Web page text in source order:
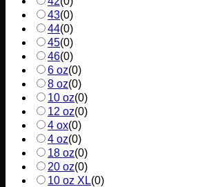
43(0)
44(0)
45(0)
46(0)
6 oz(0)
8 oz(0)
10 oz(0)
12 oz(0)
4 ox(0)
4 oz(0)
18 oz(0)
20 oz(0)
10 oz XL(0)